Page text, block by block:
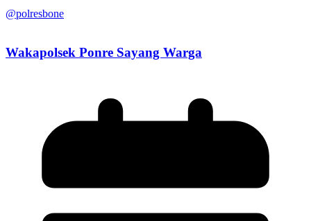
@polresbone
Wakapolsek Ponre Sayang Warga